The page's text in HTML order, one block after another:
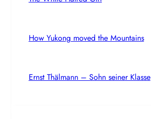
How Yukong moved the Mountains
Ernst Thälmann – Sohn seiner Klasse